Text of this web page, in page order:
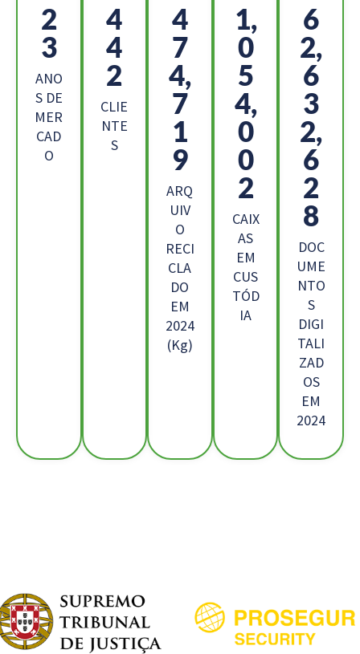
2
6
ANO
S DE
MER
CAD
O
4
9
1
CLIE
NTE
S
5
2
7,
8
1
3
ARQ
UIV
O
RECI
CLA
DO
EM
2024
(Kg)
1,
1
7
1,
8
8
6
CAIX
AS
EM
CUS
TÓD
IA
6
9,
6
3
7,
6
8
5
DOC
UME
NTO
S
DIGI
TALI
ZAD
OS
EM
2024